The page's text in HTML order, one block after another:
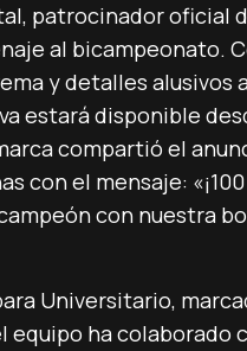
patrocinador oficial
al bicampeonato.
y detalles alusivos
estará disponible
compartió el
con el mensaje: «¡100
con nuestra
Universitario,
equipo ha colaborado